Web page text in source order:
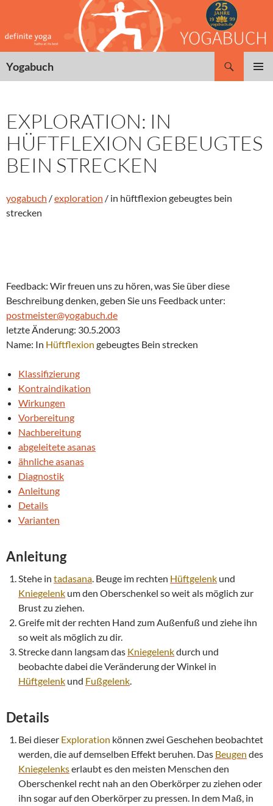
springen
Yogabuch
EXPLORATION: IN
HÜFTFLEXION GEBEUGTES
BEIN STRECKEN
yogabuch /exploration / in hüftflexion gebeugtes bein
strecken
Feedback: Wir freuen uns zu hören, was Sie über diese
Beschreibung denken, geben Sie uns Feedback unter:
postmeister@yogabuch.de
letzte Änderung: 30.5.2003
Name: In Hüftflexion gebeugtes Bein strecken
Klassifizierung
Kontraindikation
Wirkungen
Vorbereitung
Nachbereitung
abgeleitete asanas
ähnliche asanas
Diagnostik
Anleitung
Details
Varianten
Anleitung
Stehe in tadasana. Beuge im rechten Hüftgelenk und
Kniegelenk um den Oberschenkel so weit als möglich zur
Brust zu ziehen.
Greife mit der rechten Hand zum Außenfuß und ziehe ihn
so weit als möglich zu dir.
Strecke dann langsam das Kniegelenkdurch und
beobachte dabei die Veränderung der Winkel in
Hüftgelenk und Fußgelenk.
Details
Bei dieser Exploration können zwei Geschehen beobachtet
werden, die auf demselben Effekt beruhen. Das Beugen des
Kniegelenkserlaubt es den meisten Menschen den
Oberschenkel recht nah an den Oberkörper zu ziehen oder
ihn sogar auf den Oberkörper zu pressen. In dem Maß, in